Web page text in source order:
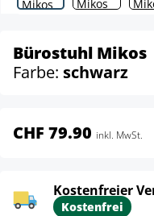
Bürostuhl Mikos
Farbe: schwarz
CHF 79.90 inkl. MwSt.
Kostenfreier
Kostenfrei